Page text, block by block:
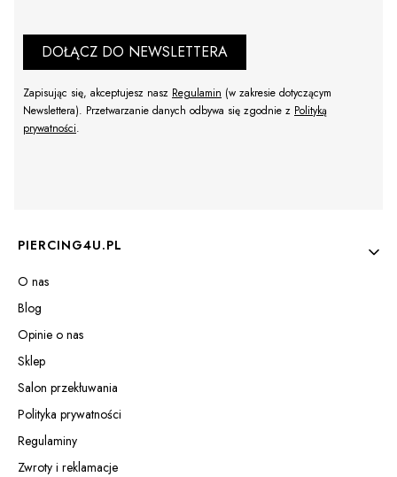
DOŁĄCZ DO NEWSLETTERA
Zapisując się, akceptujesz nasz Regulamin (w zakresie dotyczącym
Newslettera). Przetwarzanie danych odbywa się zgodnie z Polityką
prywatności.
Linki w stopce
PIERCING4U.PL
O nas
Blog
Opinie o nas
Sklep
Salon przekłuwania
Polityka prywatności
Regulaminy
Zwroty i reklamacje